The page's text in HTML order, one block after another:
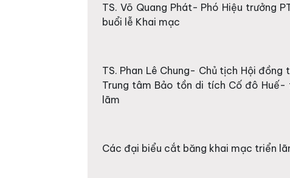
TS. Võ Quang Phát- Phó Hiệu trưởng
buổi lễ Khai mạc
TS. Phan Lê Chung- Chủ tịch Hội
Trung tâm Bảo tồn di tích Cố đô
lãm
Các đại biểu cắt băng khai mạc triển